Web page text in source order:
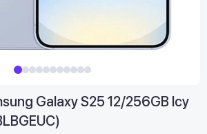
Galaxy S25 12/256GB Icy